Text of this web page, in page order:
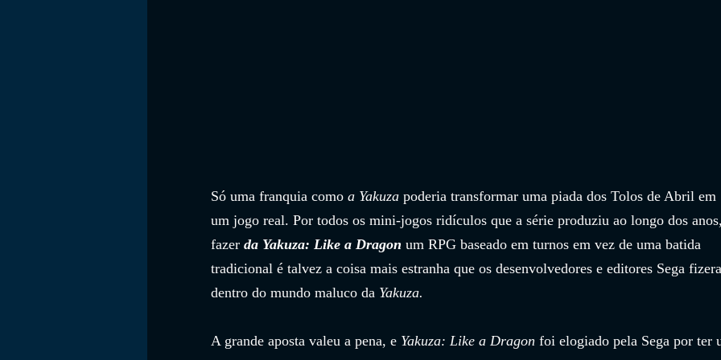
Só uma franquia como a Yakuza poderia transformar uma piada dos Tolos de Abril em
um jogo real. Por todos os mini-jogos ridículos que a série produziu ao longo dos anos,
fazer da Yakuza: Like a Dragon um RPG baseado em turnos em vez de uma batida
tradicional é talvez a coisa mais estranha que os desenvolvedores e editores Sega
dentro do mundo maluco da Yakuza.
A grande aposta valeu a pena, e Yakuza: Like a Dragon foi elogiado pela Sega por ter